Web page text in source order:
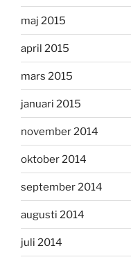
maj 2015
april 2015
mars 2015
januari 2015
november 2014
oktober 2014
september 2014
augusti 2014
juli 2014